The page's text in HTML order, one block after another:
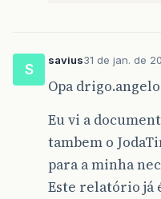
S
savius31 de jan. de
Opa
Eu vi a
tambem o
para a minha
Este relatório já